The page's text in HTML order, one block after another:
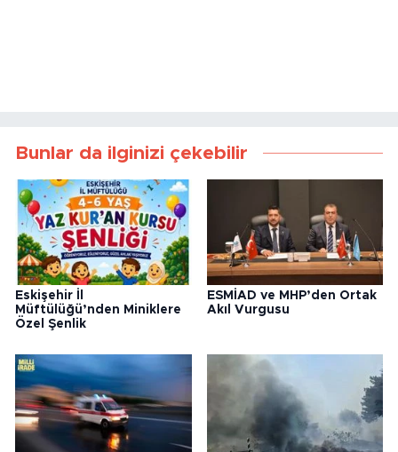
Bunlar da ilginizi çekebilir
Eskişehir İl
Müftülüğü’nden Miniklere
Özel Şenlik
ESMİAD ve MHP’den Ortak
Akıl Vurgusu